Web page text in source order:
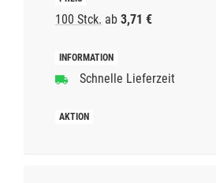
100 Stck. ab 3,71 €
Schnelle Lieferzeit